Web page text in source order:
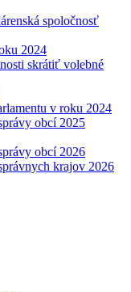
spoločnosť
2024
skrátiť volebné
v roku 2024
obcí 2025
obcí 2026
krajov 2026